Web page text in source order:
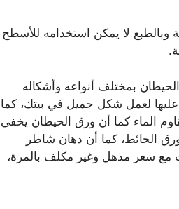
وبالطبع لا يمكن استخدامه للأسطح
بمختلف أنواعه وأشكاله
عليها لعمل شكل جميل في بيتك، كما
الماء كما أن ورق الحيطان يخفي
الحائط، كما أن دهان شاطر
مع سعر مذهل وغير مكلف بالمرة،